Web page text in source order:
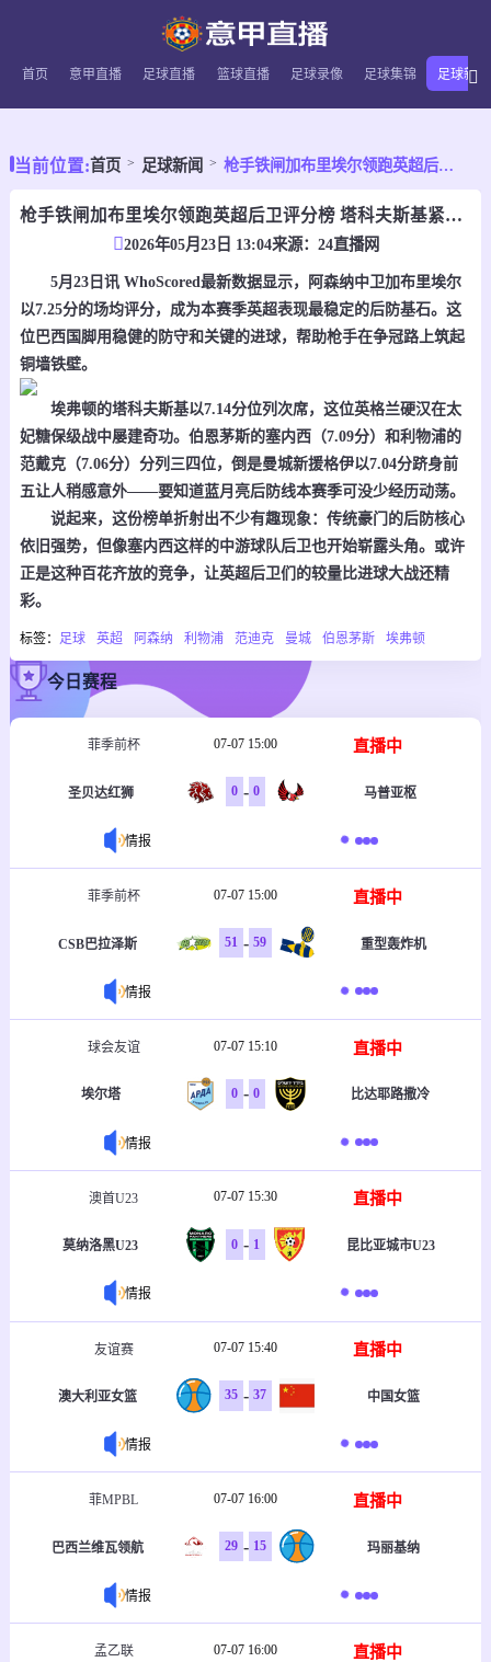
首页 意甲直播 足球直播 篮球直播 足球录像 足球集锦 足球新闻
当前位置:首页 足球新闻 枪手铁闸加布里埃尔领跑英超后卫评分榜 塔科夫斯基紧追其后
枪手铁闸加布里埃尔领跑英超后卫评分榜 塔科夫斯基紧追其后
2026年05月23日 13:04来源： 24直播网
5月23日讯 WhoScored最新数据显示，阿森纳中卫加布里埃尔
以7.25分的场均评分，成为本赛季英超表现最稳定的后防基石。这
位巴西国脚用稳健的防守和关键的进球，帮助枪手在争冠路上筑起
铜墙铁壁。
埃弗顿的塔科夫斯基以7.14分位列次席，这位英格兰硬汉在太
妃糖保级战中屡建奇功。伯恩茅斯的塞内西（7.09分）和利物浦的
范戴克（7.06分）分列三四位，倒是曼城新援格伊以7.04分跻身前
五让人稍感意外——要知道蓝月亮后防线本赛季可没少经历动荡。
说起来，这份榜单折射出不少有趣现象：传统豪门的后防核心
依旧强势，但像塞内西这样的中游球队后卫也开始崭露头角。或许
正是这种百花齐放的竞争，让英超后卫们的较量比进球大战还精
彩。
标签： 足球 英超 阿森纳 利物浦 范迪克 曼城 伯恩茅斯 埃弗顿
今日赛程
菲季前杯 07-07 15:00 直播中
圣贝达红狮 0 - 0 马普亚枢
情报
菲季前杯 07-07 15:00 直播中
CSB巴拉泽斯 51 - 59 重型轰炸机
情报
球会友谊 07-07 15:10 直播中
埃尔塔 0 - 0 比达耶路撒冷
情报
澳首U23 07-07 15:30 直播中
莫纳洛黑U23 0 - 1 昆比亚城市U23
情报
友谊赛 07-07 15:40 直播中
澳大利亚女篮 35 - 37 中国女篮
情报
菲MPBL 07-07 16:00 直播中
巴西兰维瓦领航 29 - 15 玛丽基纳
情报
孟乙联 07-07 16:00 直播中